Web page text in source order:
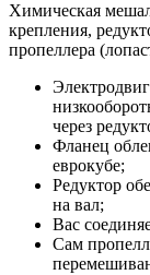
Химическая
крепления,
пропеллера
через
Фланец
еврокубе;
Редуктор
на вал;
Вас
Сам